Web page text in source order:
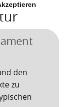
den
zu